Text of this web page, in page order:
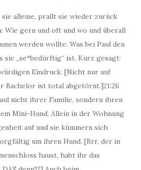
sie alleine, prallt sie wieder zurück
Wie gern und oft und wo und überall
werden wollte. Was bei Paul den
sie „se*bedürftig“ ist. Kurz gesagt:
Eindruck. [Nicht nur auf
Bachelor ist total abgetörnt.]21:26
nicht ihrer Familie, sondern ihren
Mini-Hund. Allein in der Wohnung
auf und sie kümmern sich
um ihren Hund. [Brr, der in
haust, habt ihr das